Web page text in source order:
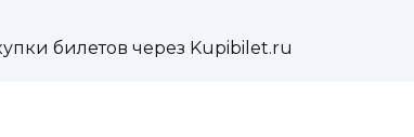
билетов через Kupibilet.ru